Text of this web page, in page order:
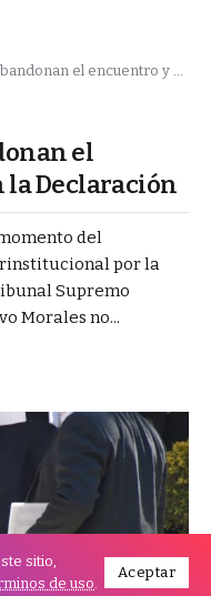
encuentro y no firman la Declaración
el
Declaración
del
por la
Supremo
Morales no...
sitio,
de uso.
Aceptar